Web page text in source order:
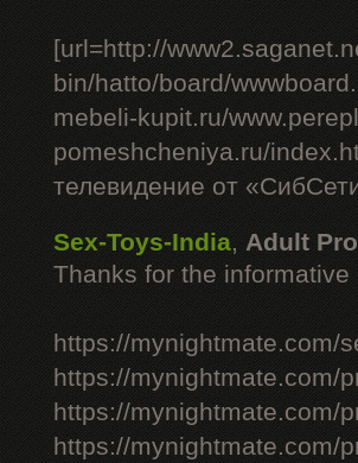
[url=http://
bin/hatto/board/
mebeli-kupit.ru/
pomeshcheniya.ru/
телевидение от
Sex-Toys-India, Adult
Thanks for the
https://mynightmate.com/
https://mynightmate.com/
https://mynightmate.com/
https://mynightmate.com/